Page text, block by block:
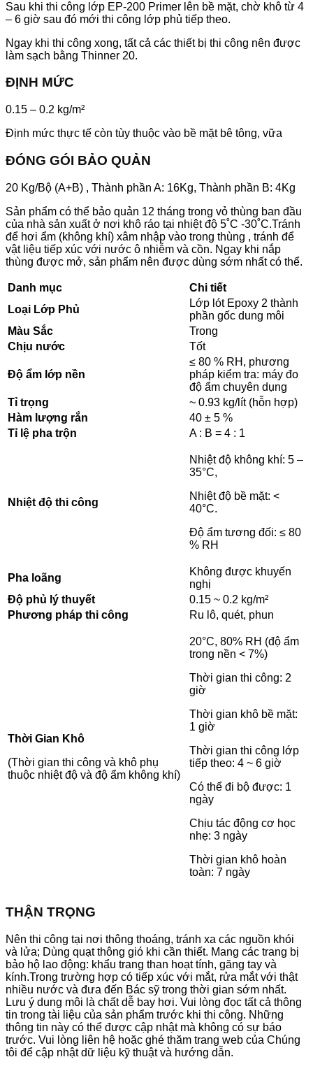
Sau khi thi công lớp EP-200 Primer lên bề mặt, chờ khô từ 4
– 6 giờ sau đó mới thi công lớp phủ tiếp theo.
Ngay khi thi công xong, tất cả các thiết bị thi công nên được
làm sạch bằng Thinner 20.
ĐỊNH MỨC
0.15 – 0.2 kg/m²
Định mức thực tế còn tùy thuộc vào bề mặt bê tông, vữa
ĐÓNG GÓI BẢO QUẢN
20 Kg/Bộ (A+B) , Thành phần A: 16Kg, Thành phần B: 4Kg
Sản phẩm có thể bảo quản 12 tháng trong vỏ thùng ban đầu
của nhà sản xuất ở nơi khô ráo tại nhiệt độ 5˚C -30˚C.Tránh
để hơi ẩm (không khí) xâm nhập vào trong thùng , tránh để
vật liệu tiếp xúc với nước ô nhiễm và cồn. Ngay khi nắp
thùng được mở, sản phẩm nên được dùng sớm nhất có thể.
Danh mục
Chi tiết
Loại Lớp Phủ
Lớp lót Epoxy 2 thành
phần gốc dung môi
Màu Sắc
Trong
Chịu nước
Tốt
Độ ẩm lớp nền
≤ 80 % RH, phương
pháp kiểm tra: máy đo
độ ẩm chuyên dụng
Tỉ trọng
~ 0.93 kg/lít (hỗn hợp)
Hàm lượng rắn
40 ± 5 %
Tỉ lệ pha trộn
A : B = 4 : 1
Nhiệt độ thi công
Nhiệt độ không khí: 5 –
35°C,
Nhiệt độ bề mặt: <
40°C.
Độ ẩm tương đối: ≤ 80
% RH
Pha loãng
Không được khuyến
nghị
Độ phủ lý thuyết
0.15 ~ 0.2 kg/m²
Phương pháp thi công
Ru lô, quét, phun
Thời Gian Khô
(Thời gian thi công và khô phụ
thuộc nhiệt độ và độ ẩm không khí)
20°C, 80% RH (độ ẩm
trong nền < 7%)
Thời gian thi công: 2
giờ
Thời gian khô bề mặt:
1 giờ
Thời gian thi công lớp
tiếp theo: 4 ~ 6 giờ
Có thể đi bộ được: 1
ngày
Chịu tác động cơ học
nhẹ: 3 ngày
Thời gian khô hoàn
toàn: 7 ngày
THẬN TRỌNG
Nên thi công tại nơi thông thoáng, tránh xa các nguồn khói
và lửa; Dùng quạt thông gió khi cần thiết. Mang các trang bị
bảo hộ lao động: khẩu trang than hoạt tính, găng tay và
kính.Trong trường hợp có tiếp xúc với mắt, rửa mắt với thật
nhiều nước và đưa đến Bác sỹ trong thời gian sớm nhất.
Lưu ý dung môi là chất dễ bay hơi. Vui lòng đọc tất cả thông
tin trong tài liệu của sản phẩm trước khi thi công. Những
thông tin này có thể được cập nhật mà không có sự báo
trước. Vui lòng liên hệ hoặc ghé thăm trang web của Chúng
tôi để cập nhật dữ liệu kỹ thuật và hướng dẫn.